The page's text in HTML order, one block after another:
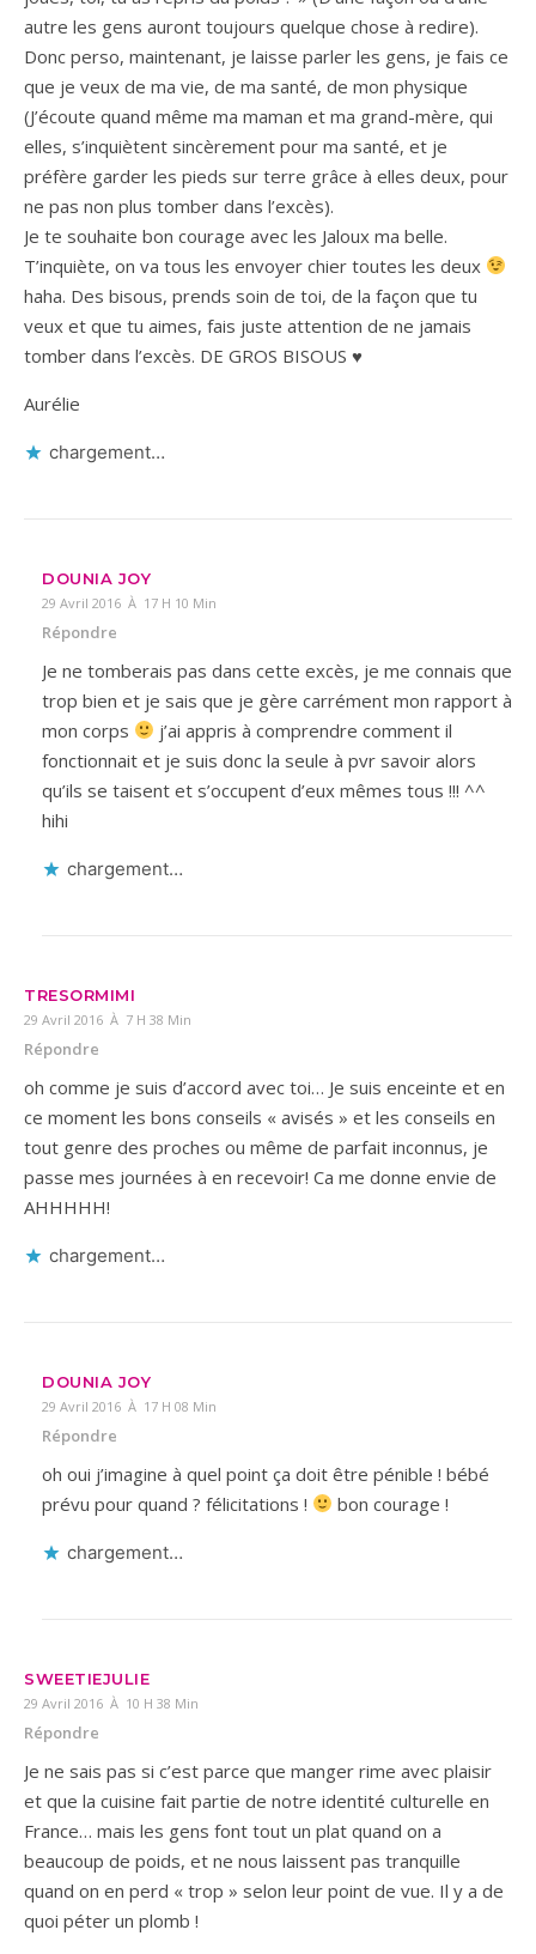
autre les gens auront toujours quelque chose à redire).
Donc perso, maintenant, je laisse parler les gens, je fais ce
que je veux de ma vie, de ma santé, de mon physique
(J’écoute quand même ma maman et ma grand-mère, qui
elles, s’inquiètent sincèrement pour ma santé, et je
préfère garder les pieds sur terre grâce à elles deux, pour
ne pas non plus tomber dans l’excès).
Je te souhaite bon courage avec les Jaloux ma belle.
T’inquiète, on va tous les envoyer chier toutes les deux
haha. Des bisous, prends soin de toi, de la façon que tu
veux et que tu aimes, fais juste attention de ne jamais
tomber dans l’excès. DE GROS BISOUS ♥
Aurélie
chargement…
DOUNIA JOY
29 Avril 2016 À 17 H 10 Min
Répondre
Je ne tomberais pas dans cette excès, je me connais que
trop bien et je sais que je gère carrément mon rapport à
mon corps
j’ai appris à comprendre comment il
fonctionnait et je suis donc la seule à pvr savoir alors
qu’ils se taisent et s’occupent d’eux mêmes tous !!! ^^
hihi
chargement…
TRESORMIMI
29 Avril 2016 À 7 H 38 Min
Répondre
oh comme je suis d’accord avec toi… Je suis enceinte et en
ce moment les bons conseils « avisés » et les conseils en
tout genre des proches ou même de parfait inconnus, je
passe mes journées à en recevoir! Ca me donne envie de
AHHHHH!
chargement…
DOUNIA JOY
29 Avril 2016 À 17 H 08 Min
Répondre
oh oui j’imagine à quel point ça doit être pénible ! bébé
prévu pour quand ? félicitations !
bon courage !
chargement…
SWEETIEJULIE
29 Avril 2016 À 10 H 38 Min
Répondre
Je ne sais pas si c’est parce que manger rime avec plaisir
et que la cuisine fait partie de notre identité culturelle en
France… mais les gens font tout un plat quand on a
beaucoup de poids, et ne nous laissent pas tranquille
quand on en perd « trop » selon leur point de vue. Il y a de
quoi péter un plomb !